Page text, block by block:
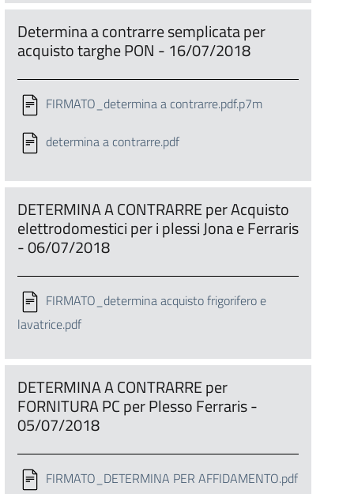
Determina a contrarre semplicata per
acquisto targhe PON - 16/07/2018
FIRMATO_determina a contrarre.pdf.p7m
determina a contrarre.pdf
DETERMINA A CONTRARRE per Acquisto
elettrodomestici per i plessi Jona e Ferraris
- 06/07/2018
FIRMATO_determina acquisto frigorifero e
lavatrice.pdf
DETERMINA A CONTRARRE per
FORNITURA PC per Plesso Ferraris -
05/07/2018
FIRMATO_DETERMINA PER AFFIDAMENTO.pdf